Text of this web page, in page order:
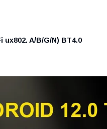
ux802. A/B/G/N) BT4.0